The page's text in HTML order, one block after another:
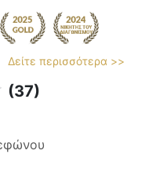
Δείτε περισσότερα >>
(37)